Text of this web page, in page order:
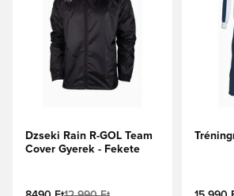
Dzseki Rain R-GOL Team
Cover Gyerek - Fekete